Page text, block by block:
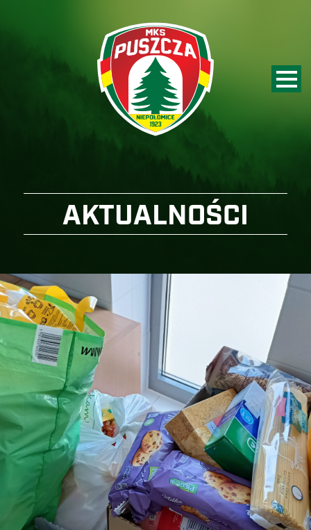
AKTUALNOŚCI